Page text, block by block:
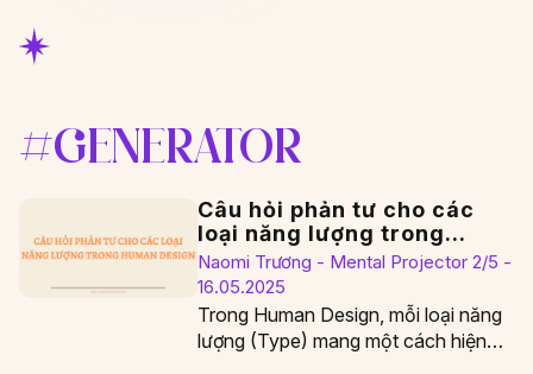
#GENERATOR
Câu hỏi phản tư cho các
loại năng lượng trong
Human Design
Naomi Trương - Mental Projector 2/5 -
16.05.2025
Trong Human Design, mỗi loại năng
lượng (Type) mang một cách hiện